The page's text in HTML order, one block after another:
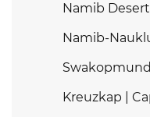
Namib
Namib-
Swakopmund
Kreuzkap |